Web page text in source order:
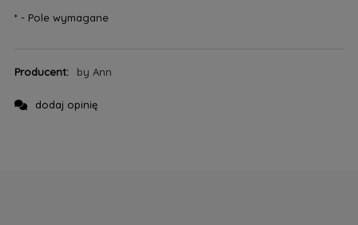
*- Pole wymagane
Producent: by Ann
dodaj opinię